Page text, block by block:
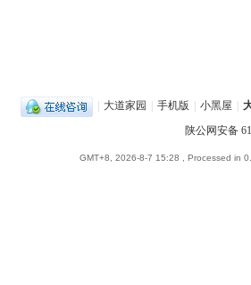
大道家园 手机版 小黑屋
陕公网安备
GMT+8, 2026-8-7 15:28 , Processed in